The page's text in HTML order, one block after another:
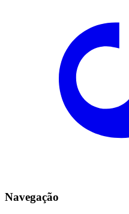
Navegação